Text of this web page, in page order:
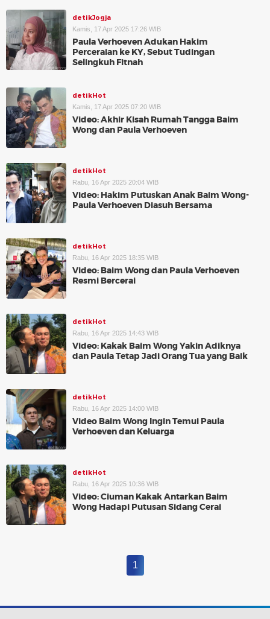
detikJogja
Kamis, 17 Apr 2025 17:26 WIB
Paula Verhoeven Adukan Hakim
Perceraian ke KY, Sebut Tudingan
Selingkuh Fitnah
detikHot
Kamis, 17 Apr 2025 07:20 WIB
Video: Akhir Kisah Rumah Tangga Baim
Wong dan Paula Verhoeven
detikHot
Rabu, 16 Apr 2025 20:04 WIB
Video: Hakim Putuskan Anak Baim Wong-
Paula Verhoeven Diasuh Bersama
detikHot
Rabu, 16 Apr 2025 18:35 WIB
Video: Baim Wong dan Paula Verhoeven
Resmi Bercerai
detikHot
Rabu, 16 Apr 2025 14:43 WIB
Video: Kakak Baim Wong Yakin Adiknya
dan Paula Tetap Jadi Orang Tua yang Baik
detikHot
Rabu, 16 Apr 2025 14:00 WIB
Video Baim Wong Ingin Temui Paula
Verhoeven dan Keluarga
detikHot
Rabu, 16 Apr 2025 10:36 WIB
Video: Ciuman Kakak Antarkan Baim
Wong Hadapi Putusan Sidang Cerai
1